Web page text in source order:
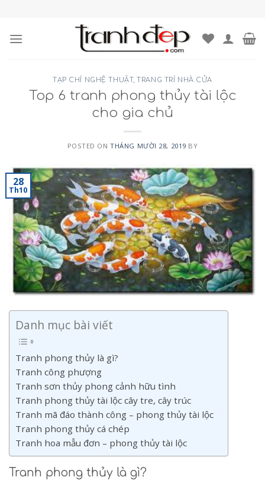
content
TẠP CHÍ NGHỆ THUẬT,TRANG TRÍ NHÀ CỬA
Top 6 tranh phong thủy tài lộc
cho gia chủ
POSTED ONTHÁNG MƯỜI 28, 2019 BY
28
Th10
Danh mục bài viết
Tranh phong thủy là gì?
Tranh công phượng
Tranh sơn thủy phong cảnh hữu tình
Tranh phong thủy tài lộc cây tre, cây trúc
Tranh mã đáo thành công – phong thủy tài lộc
Tranh phong thủy cá chép
Tranh hoa mẫu đơn – phong thủy tài lộc
Tranh phong thủy là gì?